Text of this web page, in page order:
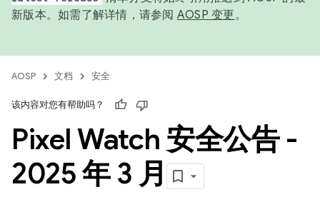
新版本。如需了解详情，请参阅 AOSP 变更。
AOSP 文档 安全
该内容对您有帮助吗？
Pixel Watch 安全公告 -
2025 年 3 月